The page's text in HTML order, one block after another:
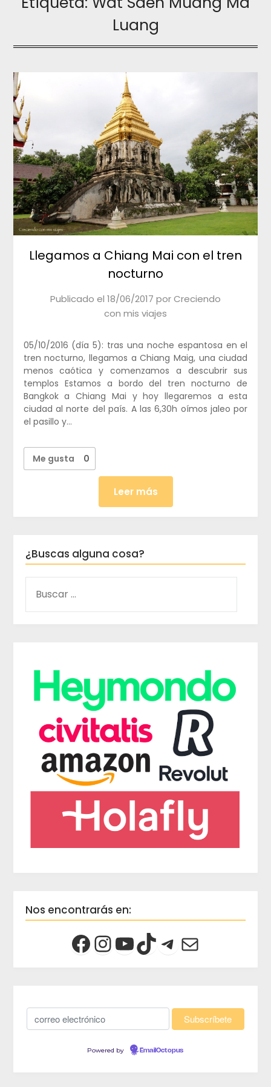
Luang
Llegamos a Chiang Mai con el tren
nocturno
Publicado el 18/06/2017 porCreciendo
con mis viajes
05/10/2016 (día 5): tras una noche espantosa en el
tren nocturno, llegamos a Chiang Maig, una ciudad
menos caótica y comenzamos a descubrir sus
templos Estamos a bordo del tren nocturno de
Bangkok a Chiang Mai y hoy llegaremos a esta
ciudad al norte del país. A las 6,30h oímos jaleo por
el pasillo y…
Me gusta 0
Leer más
¿Buscas alguna cosa?
Nos encontrarás en:
Powered by EmailOctopus